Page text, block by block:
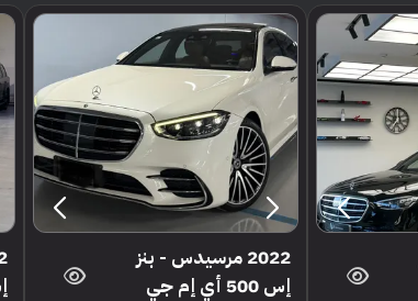
2022 مرسيدس - بنز
إس 500 أي إم جي